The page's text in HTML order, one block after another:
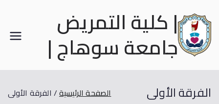
| كلية التمريض
جامعة سوهاج |
الفرقة الأولى الصفحة الرئيسية الفرقة الأولى